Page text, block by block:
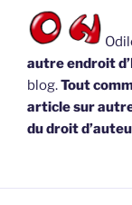
autre endroit
blog.Tout
article sur
du droit